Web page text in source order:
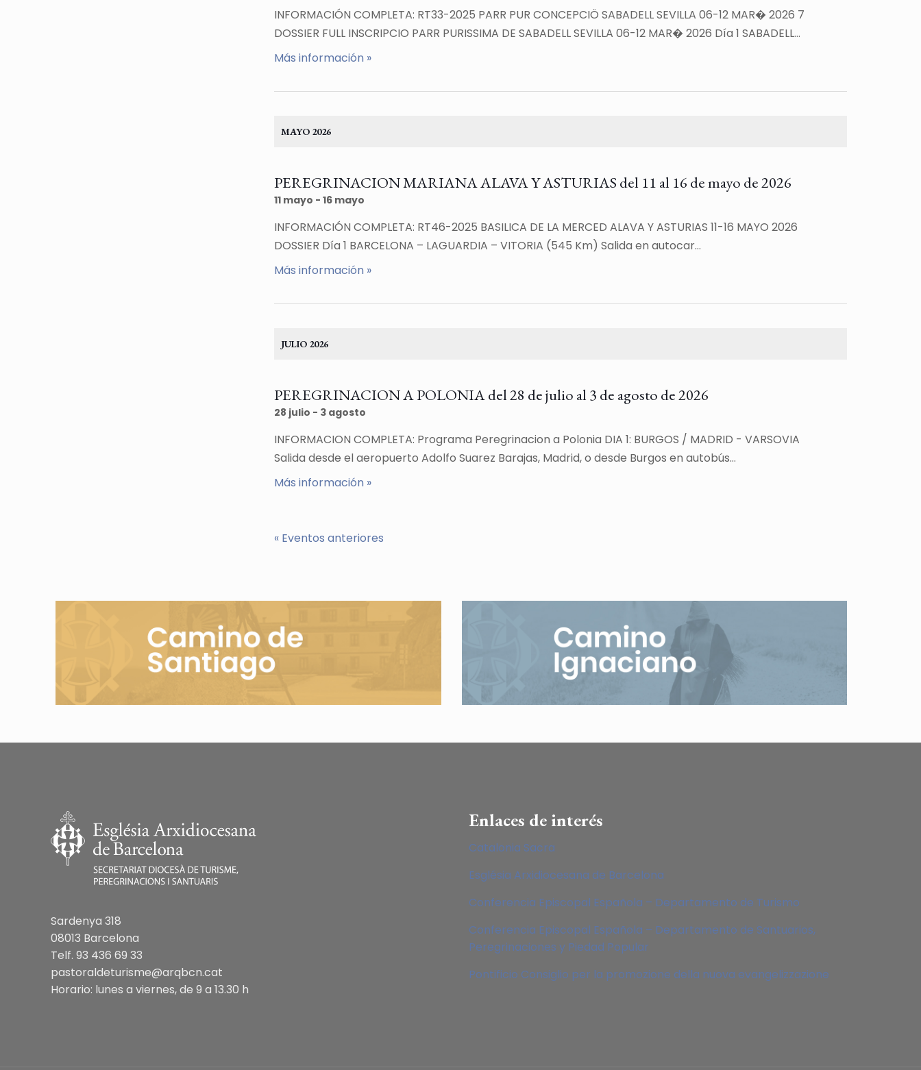
INFORMACIÓN COMPLETA: RT33-2025 PARR PUR CONCEPCIÖ SABADELL SEVILLA 06-12 MAR� 2026 7
DOSSIER FULL INSCRIPCIO PARR PURISSIMA DE SABADELL SEVILLA 06-12 MAR� 2026 Día 1 SABADELL…
Más información »
MAYO 2026
PEREGRINACION MARIANA ALAVA Y ASTURIAS del 11 al 16 de mayo de 2026
11 mayo - 16 mayo
INFORMACIÓN COMPLETA: RT46-2025 BASILICA DE LA MERCED ALAVA Y ASTURIAS 11-16 MAYO 2026
DOSSIER Día 1 BARCELONA – LAGUARDIA – VITORIA (545 Km) Salida en autocar…
Más información »
JULIO 2026
PEREGRINACION A POLONIA del 28 de julio al 3 de agosto de 2026
28 julio - 3 agosto
INFORMACION COMPLETA: Programa Peregrinacion a Polonia DIA 1: BURGOS / MADRID - VARSOVIA
Salida desde el aeropuerto Adolfo Suarez Barajas, Madrid, o desde Burgos en autobús…
Más información »
«Eventos anteriores
Sardenya 318
08013 Barcelona
Telf. 93 436 69 33
pastoraldeturisme@arqbcn.cat
Horario: lunes a viernes, de 9 a 13.30 h
Enlaces de interés
Catalonia Sacra
Església Arxidiocesana de Barcelona
Conferencia Episcopal Española – Departamento de Turismo
Conferencia Episcopal Española – Departamento de Santuarios,
Peregrinaciones y Piedad Popular
Pontificio Consiglio per la promozione della nuova evangelizzazione